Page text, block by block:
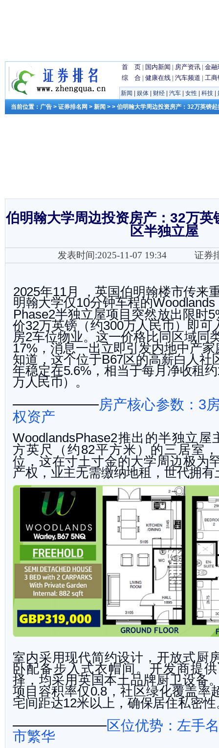
首 页 | 国内新闻 | 房产资讯 | 金融
综 合 | 健康在线 | 汽车频道 | 工商
新闻 娱体 财经 汽车 女性 科技
当前位置： 广告 > 证券排名网 > 新闻 > > 伯明翰大学周边投资房产：32万英镑
伯明翰大学周边投资房产：32万英
区半独立屋
发表时间:2025-11-07 19:34 证券
2025年11月 ，英国伯明翰楼市传来
明翰大学仅10分钟车程的Woodlands
Phase2半独立屋项目突然放出限时
价32万英镑（约300万人民币）即可
房2车位物业。这一价格比同区域同
17%，消息一出立即引发内地中产
知道，这个位于B67区的高薪白人社
年稳定在5.6%，相当于每月净收租约
万人民币）。
房产核心参数： 3
权资产
WoodlandsPhase2推出的半独立屋
方英尺（约82平方米）的三居室
位，这在寸土寸金的大学周边极为
产权，业主无需缴纳地租，世代拥有
室内采用现代简约设计，开放式厨
卧配备步入式衣帽间。开发商提
择，均采用英国本土品牌厨卫设备
项目容积率仅0.8，社区绿化覆盖率
宅间距达12米以上，确保居住私密
区位优势：左手
市繁华